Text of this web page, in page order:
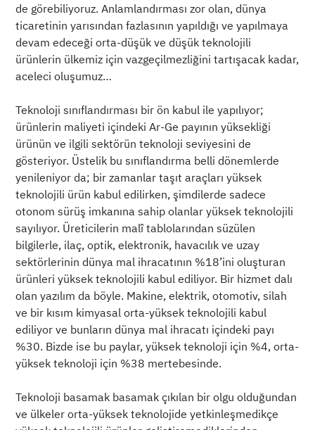
de görebiliyoruz. Anlamlandırması zor olan, dünya
ticaretinin yarısından fazlasının yapıldığı ve yapılmaya
devam edeceği orta-düşük ve düşük teknolojili
ürünlerin ülkemiz için vazgeçilmezliğini tartışacak kadar,
aceleci oluşumuz…
Teknoloji sınıflandırması bir ön kabul ile yapılıyor;
ürünlerin maliyeti içindeki Ar-Ge payının yüksekliği
ürünün ve ilgili sektörün teknoloji seviyesini de
gösteriyor. Üstelik bu sınıflandırma belli dönemlerde
yenileniyor da; bir zamanlar taşıt araçları yüksek
teknolojili ürün kabul edilirken, şimdilerde sadece
otonom sürüş imkanına sahip olanlar yüksek teknolojili
sayılıyor. Üreticilerin malî tablolarından süzülen
bilgilerle, ilaç, optik, elektronik, havacılık ve uzay
sektörlerinin dünya mal ihracatının %18’ini oluşturan
ürünleri yüksek teknolojili kabul ediliyor. Bir hizmet dalı
olan yazılım da böyle. Makine, elektrik, otomotiv, silah
ve bir kısım kimyasal orta-yüksek teknolojili kabul
ediliyor ve bunların dünya mal ihracatı içindeki payı
%30. Bizde ise bu paylar, yüksek teknoloji için %4, orta-
yüksek teknoloji için %38 mertebesinde.
Teknoloji basamak basamak çıkılan bir olgu olduğundan
ve ülkeler orta-yüksek teknolojide yetkinleşmedikçe